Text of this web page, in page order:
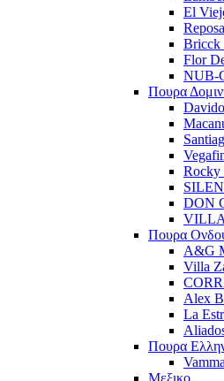
El
Bricck
Flor
NUB-
Πουρα
Rocky
DON
Πουρα
A&G
Villa
Alex
La
Πουρα
Μεξικο